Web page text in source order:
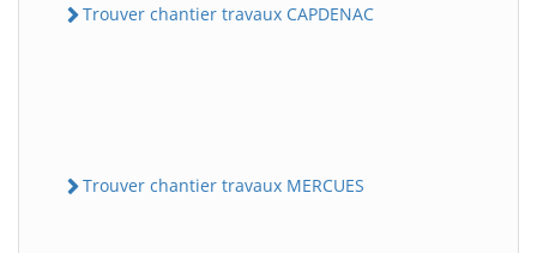
Trouver chantier travaux CAPDENAC
Trouver chantier travaux MERCUES